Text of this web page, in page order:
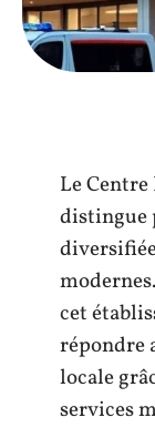
Le
distingue
cet
répondre
locale
services